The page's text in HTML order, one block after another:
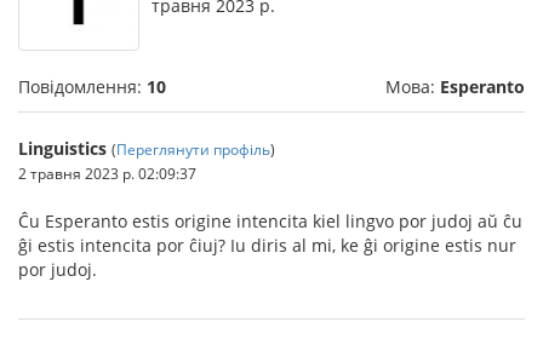
травня 2023 р.
Повідомлення: 10 Мова: Esperanto
Linguistics (Переглянути профіль)
2 травня 2023 р. 02:09:37
Ĉu Esperanto estis origine intencita kiel lingvo por judoj aŭ ĉu
ĝi estis intencita por ĉiuj? Iu diris al mi, ke ĝi origine estis nur
por judoj.